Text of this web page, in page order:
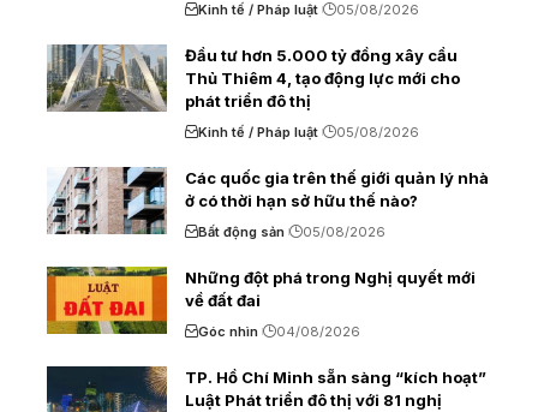
Kinh tế / Pháp luật 05/08/2026
Đầu tư hơn 5.000 tỷ đồng xây cầu
Thủ Thiêm 4, tạo động lực mới cho
phát triển đô thị
Kinh tế / Pháp luật 05/08/2026
Các quốc gia trên thế giới quản lý nhà
ở có thời hạn sở hữu thế nào?
Bất động sản 05/08/2026
Những đột phá trong Nghị quyết mới
về đất đai
Góc nhìn 04/08/2026
TP. Hồ Chí Minh sẵn sàng “kích hoạt”
Luật Phát triển đô thị với 81 nghị